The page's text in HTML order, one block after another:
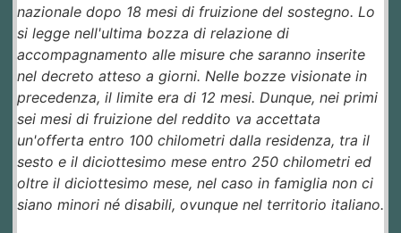
nazionale dopo 18 mesi di fruizione del sostegno. Lo
si legge nell'ultima bozza di relazione di
accompagnamento alle misure che saranno inserite
nel decreto atteso a giorni. Nelle bozze visionate in
precedenza, il limite era di 12 mesi. Dunque, nei primi
sei mesi di fruizione del reddito va accettata
un'offerta entro 100 chilometri dalla residenza, tra il
sesto e il diciottesimo mese entro 250 chilometri ed
oltre il diciottesimo mese, nel caso in famiglia non ci
siano minori né disabili, ovunque nel territorio italiano.